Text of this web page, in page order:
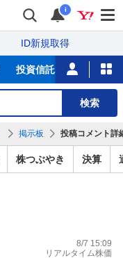
i
ID新規取得
投資信託 ニュース
検索
掲示板 投稿コメント詳
株つぶやき 決算
8/7 15:09
リアルタイム株価